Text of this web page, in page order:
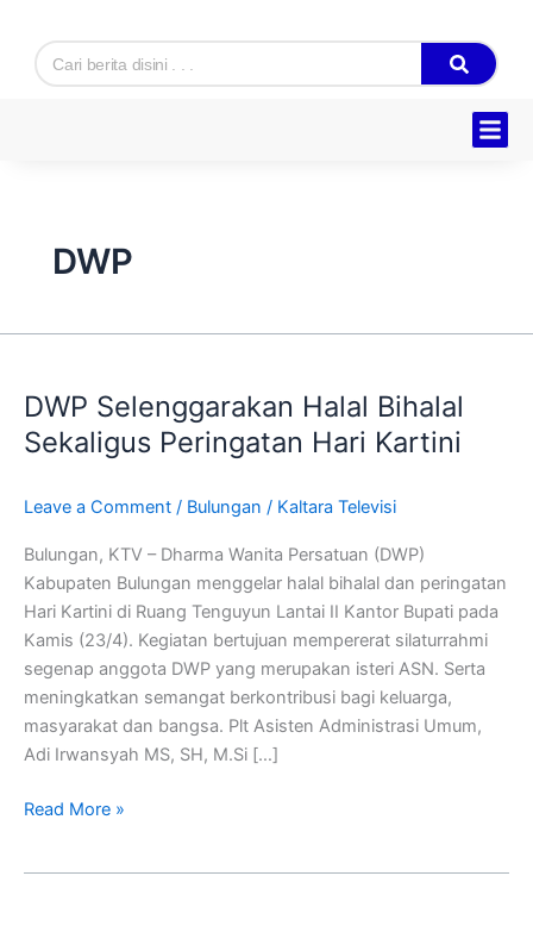
content
Search
DWP
DWP Selenggarakan Halal Bihalal
Sekaligus Peringatan Hari Kartini
Leave a Comment / Bulungan / Kaltara Televisi
Bulungan, KTV – Dharma Wanita Persatuan (DWP)
Kabupaten Bulungan menggelar halal bihalal dan peringatan
Hari Kartini di Ruang Tenguyun Lantai II Kantor Bupati pada
Kamis (23/4). Kegiatan bertujuan mempererat silaturrahmi
segenap anggota DWP yang merupakan isteri ASN. Serta
meningkatkan semangat berkontribusi bagi keluarga,
masyarakat dan bangsa. Plt Asisten Administrasi Umum,
Adi Irwansyah MS, SH, M.Si […]
Halal
Bihalal
Hari
Kartini
Read More »